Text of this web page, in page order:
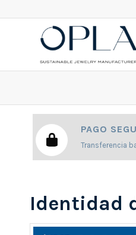
PAGO
Transferencia
Identidad